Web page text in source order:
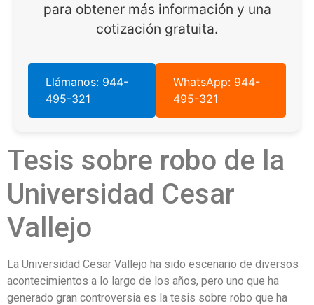
para obtener más información y una
cotización gratuita.
Llámanos: 944-
495-321
WhatsApp: 944-
495-321
Tesis sobre robo de la
Universidad Cesar
Vallejo
La Universidad Cesar Vallejo ha sido escenario de diversos
acontecimientos a lo largo de los años, pero uno que ha
generado gran controversia es la tesis sobre robo que ha